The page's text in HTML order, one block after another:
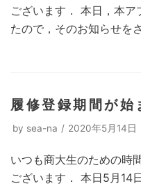
ございます． 本日，本
たので，そのお知らせを
履修登録期間が始
by sea-na 2020年5月14日
いつも商大生のための時
ございます． 本日5月14